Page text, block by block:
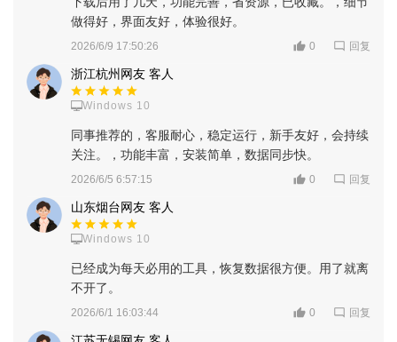
软件特色
由OpenAI官方推出，模型技术成熟，生成稳定性与画质表现
处于领先水平。
原生图像模型，不依赖外部插件，生成逻辑更统一，画面协
做得好，界面友好，体验很好。
2026/6/9 17:50:26 0 回复
浙江杭州网友 客人
Windows 10
同事推荐的，客服耐心，稳定运行，新手友好，会持续
关注。，功能丰富，安装简单，数据同步快。
2026/6/5 6:57:15 0 回复
山东烟台网友 客人
Windows 10
已经成为每天必用的工具，恢复数据很方便。用了就离
不开了。
2026/6/1 16:03:44 0 回复